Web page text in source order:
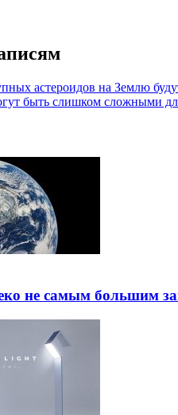
астероидов на Землю
быть слишком сложными
не самым большим